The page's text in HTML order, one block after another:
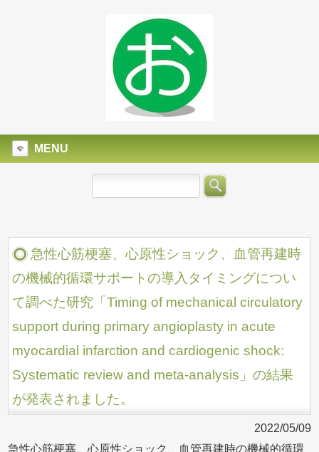
MENU
急性心筋梗塞、心原性ショック、血管再建時
の機械的循環サポートの導入タイミングについ
て調べた研究「Timing of mechanical circulatory
support during primary angioplasty in acute
myocardial infarction and cardiogenic shock:
Systematic review and meta-analysis」の結果
が発表されました。
2022/05/09
急性心筋梗塞、心原性ショック、血管再建時の機械的循環